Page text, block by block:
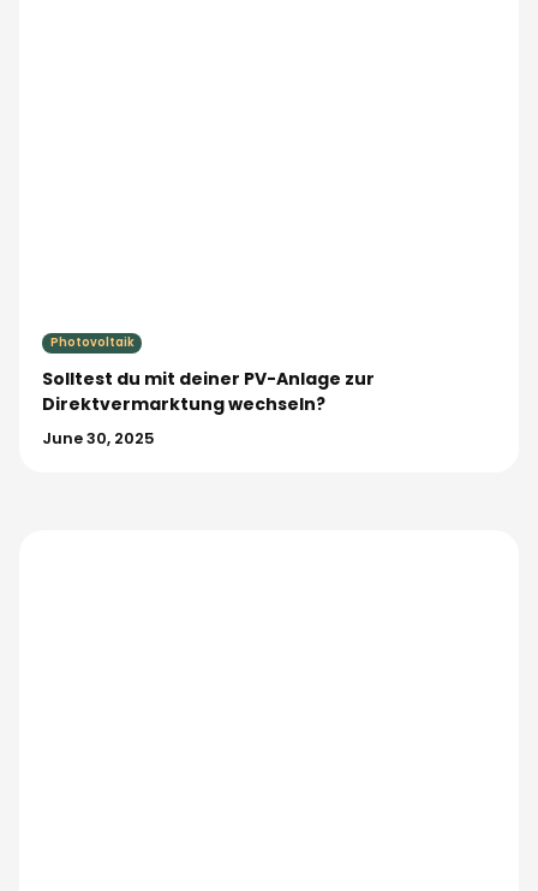
Photovoltaik
Solltest du mit deiner PV-Anlage zur
Direktvermarktung wechseln?
June 30, 2025